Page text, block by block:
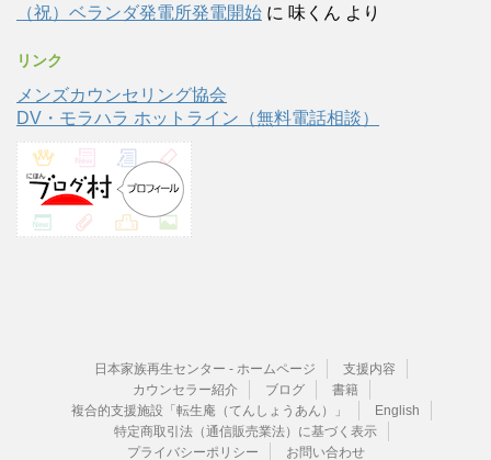
（祝）ベランダ発電所発電開始 に 味くん より
リンク
メンズカウンセリング協会
DV・モラハラ ホットライン（無料電話相談）
日本家族再生センター - ホームページ
支援内容
カウンセラー紹介
ブログ
書籍
複合的支援施設「転生庵（てんしょうあん）」
English
特定商取引法（通信販売業法）に基づく表示
プライバシーポリシー
お問い合わせ